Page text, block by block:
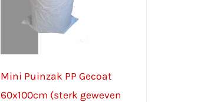
Mini Puinzak PP Gecoat
60x100cm (sterk geweven